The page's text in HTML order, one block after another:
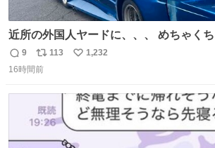
近所の外国人ヤードに、、、 めちゃく
てました😭 外装ぼろぼろだし、、 中も
し、、 可哀想に😢😢 今まで数十年お疲
返
信
9
リ
ポ
ト
数
113
い
数
1,232
16時間前